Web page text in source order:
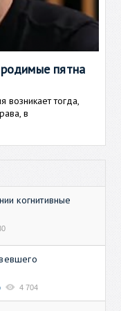
пятна
возникает тогда,
в
когнитивные
4 704